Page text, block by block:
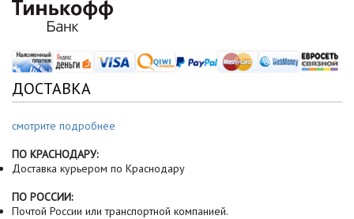
ДОСТАВКА
смотрите подробнее
ПО КРАСНОДАРУ:
Доставка курьером по Краснодару
ПО РОССИИ:
Почтой России или транспортной компанией.